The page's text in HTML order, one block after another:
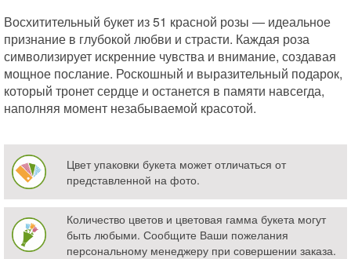
Восхитительный букет из 51 красной розы — идеальное
признание в глубокой любви и страсти. Каждая роза
символизирует искренние чувства и внимание, создавая
мощное послание. Роскошный и выразительный подарок,
который тронет сердце и останется в памяти навсегда,
наполняя момент незабываемой красотой.
Цвет упаковки букета может отличаться от
представленной на фото.
Количество цветов и цветовая гамма букета могут
быть любыми. Сообщите Ваши пожелания
персональному менеджеру при совершении заказа.